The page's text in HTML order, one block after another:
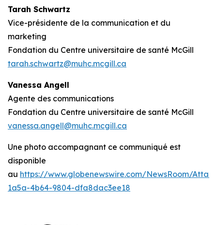
Tarah Schwartz
Vice-présidente de la communication et du
marketing
Fondation du Centre universitaire de santé McGill
tarah.schwartz@muhc.mcgill.ca
Vanessa Angell
Agente des communications
Fondation du Centre universitaire de santé McGill
vanessa.angell@muhc.mcgill.ca
Une photo accompagnant ce communiqué est
disponible
au https://www.globenewswire.com/NewsRoom/
1a5a-4b64-9804-dfa8dac3ee18